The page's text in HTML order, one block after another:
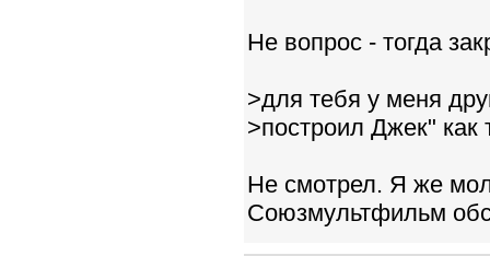
Не вопрос - тогда
>для тебя у меня
>построил Джек" как
Не смотрел. Я же
Союзмультфильм